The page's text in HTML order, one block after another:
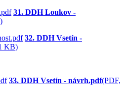
31. DDH Loukov -
32. DDH Vsetín -
KB)
33. DDH Vsetín - návrh.pdf(PDF,